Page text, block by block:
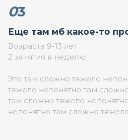
03
Еще там мб какое-то
Возраста 9-13 лет
2 занятия в неделю
Это там сложно тяжело
тяжело непонятно там
там сложно тяжело
непонятно там сложно